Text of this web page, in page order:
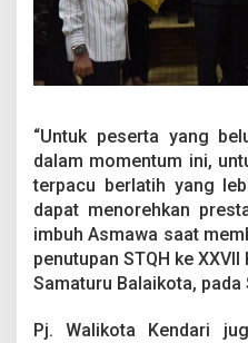
n
N
m
a
a
r
a
h
“Untuk peserta yang
dalam momentum ini,
terpacu berlatih yang
dapat menorehkan
imbuh Asmawa saat
penutupan STQH ke
Samaturu Balaikota, pada
Pj. Walikota Kendari